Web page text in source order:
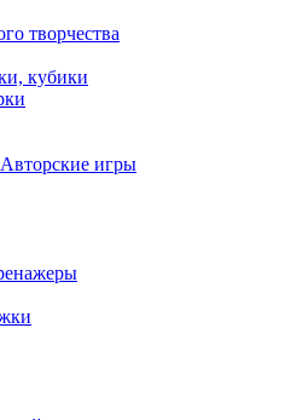
творчества
кубики
игры